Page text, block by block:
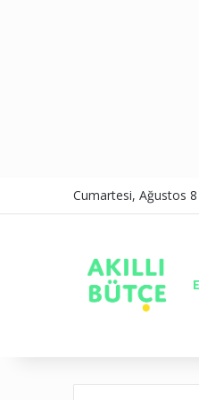
Cumartesi, Ağustos